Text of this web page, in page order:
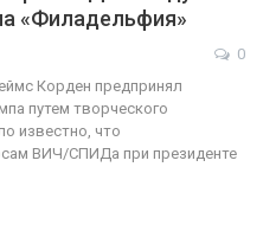
«Филадельфия»
0
Корден предпринял
путем творческого
известно, что
ВИЧ/СПИДа при президенте